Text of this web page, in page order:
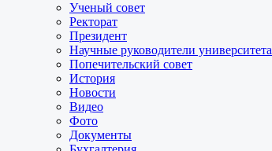
Ученый совет
Ректорат
Президент
Научные руководители университета
Попечительский совет
История
Новости
Видео
Фото
Документы